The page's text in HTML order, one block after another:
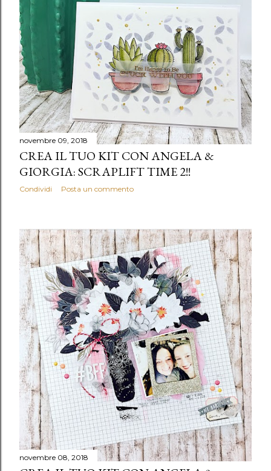
novembre 09, 2018
CREA IL TUO KIT CON ANGELA &
GIORGIA: SCRAPLIFT TIME 2!!
Condividi Posta un commento
novembre 08, 2018